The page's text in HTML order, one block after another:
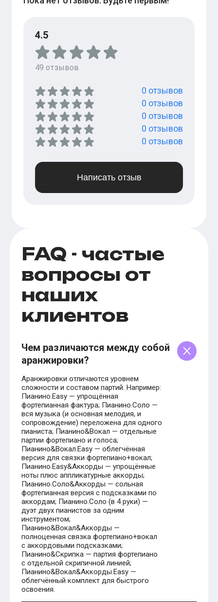
4.5
49 отзывов
0 отзывов
0 отзывов
0 отзывов
0 отзывов
0 отзывов
Написать отзыв
FAQ - частые
вопросы от
наших
клиентов
Чем различаются между собой
аранжировки?
Аранжировки отличаются уровнем
сложности и составом партий. Например:
Пианино.Easy — упрощённая
фортепианная фактура; Пианино.Соло —
вся музыка (и основная мелодия, и
сопровождение) переложена для одного
пианиста; Пианино&Вокал — отдельные
партии фортепиано и голоса;
Пианино&Вокал.Easy — облегчённая
версия для связки фортепиано+вокал;
Пианино.Easy&Аккорды — упрощённые
ноты плюс аппликатурные аккорды;
Пианино.Соло&Аккорды — сольная
фортепианная версия с подсказками по
аккордам; Пианино.Соло (в 4 руки) —
дуэт двух пианистов за одним
инструментом;
Пианино&Вокал&Аккорды —
полноценная связка фортепиано+вокал
с аккордовыми подсказками;
Пианино&Скрипка — партия фортепиано
с отдельной скрипичной линией;
Пианино&Вокал&Аккорды.Easy —
облегчённый комплект для быстрого
освоения.